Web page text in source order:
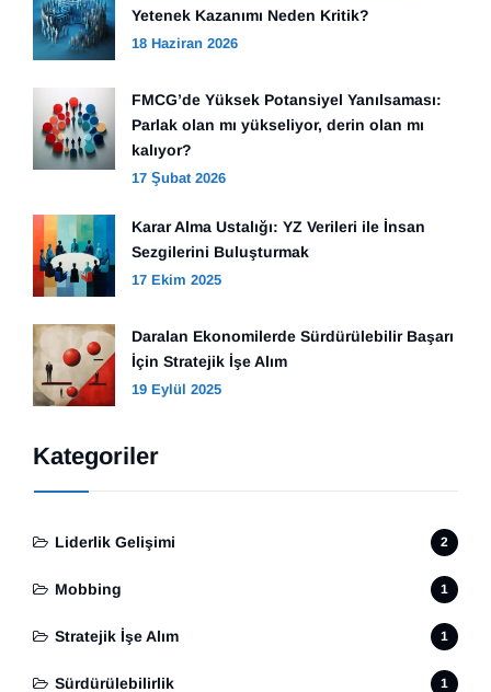
Yetenek Kazanımı Neden Kritik?
18 Haziran 2026
FMCG’de Yüksek Potansiyel Yanılsaması:
Parlak olan mı yükseliyor, derin olan mı
kalıyor?
17 Şubat 2026
Karar Alma Ustalığı: YZ Verileri ile İnsan
Sezgilerini Buluşturmak
17 Ekim 2025
Daralan Ekonomilerde Sürdürülebilir Başarı
İçin Stratejik İşe Alım
19 Eylül 2025
Kategoriler
Liderlik Gelişimi 2
Mobbing 1
Stratejik İşe Alım 1
Sürdürülebilirlik 1